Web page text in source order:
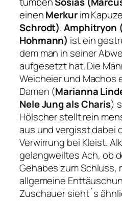
einenMerkurim
Schrodt).Amphitryon
Hohmann) ist ein
dem man in seiner
aufgesetzt hat. Die
Weicheier und Machos
Damen (Marianna
Nele Jung als Charis)
Hölscher stellt rein
aus und vergisst dabei
Verwirrung bei Kleist.
gelangweiltes Ach, ob
Gehabes zum Schluss,
allgemeine
Zuschauer sieht´s